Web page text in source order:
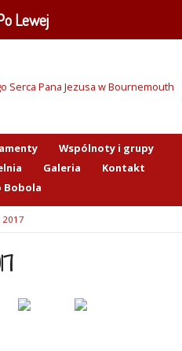
Wspólnoty i grupy
Galeria
Kontakt
Bobola
2017
Lewej